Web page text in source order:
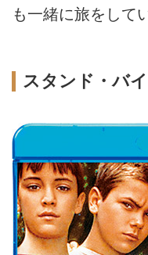
も一緒に旅をして
スタンド・バ